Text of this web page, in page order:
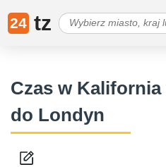
24 tz
Czas w
do Londyn